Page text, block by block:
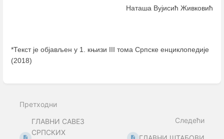
Наташа Вујисић Живковић
*Текст је објављен у 1. књизи III тома Српске енциклопедије
(2018)
mode
Претходни
ГЛАВНИ САВЕЗ
СРПСКИХ
Следећи